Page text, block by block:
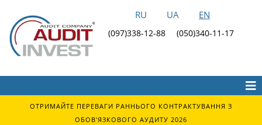
RU UA EN
(097)338-12-88 (050)340-11-17
ОТРИМАЙТЕ ПЕРЕВАГИ РАННЬОГО КОНТРАКТУВАННЯ З
ОБОВ'ЯЗКОВОГО АУДИТУ 2026